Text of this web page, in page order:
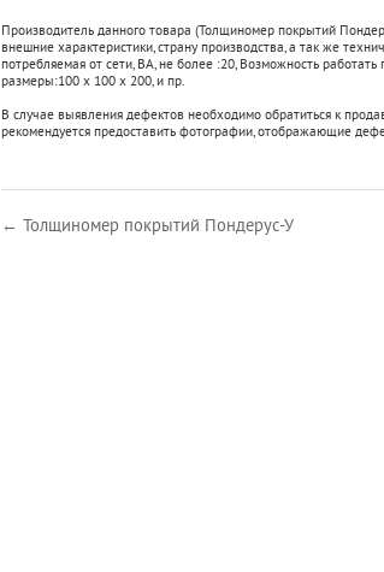
Производитель данного товара (Толщиномер покрытий
внешние характеристики, страну производства, а так же
потребляемая от сети, ВА, не более :20, Возможность работать
размеры:100 х 100 х 200, и пр.
В случае выявления дефектов необходимо обратиться к
рекомендуется предоставить фотографии, отображающие
← Толщиномер покрытий Пондерус-У